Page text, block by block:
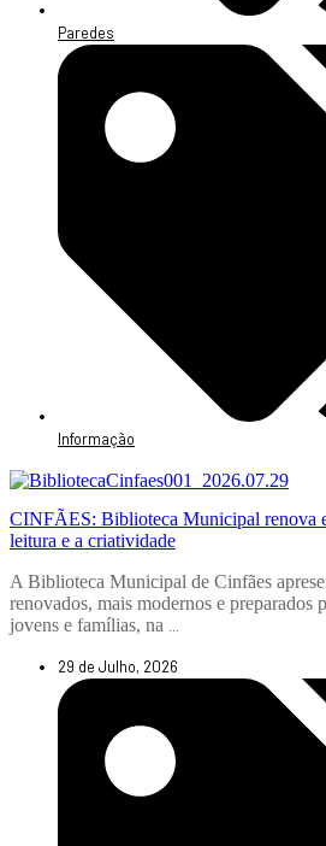
Paredes
Informação
CINFÃES: Biblioteca Municipal renova
leitura e a criatividade
A Biblioteca Municipal de Cinfães
renovados, mais modernos e preparados
jovens e famílias, na
29 de Julho, 2026